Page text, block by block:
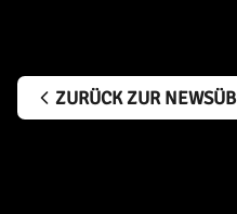
ZURÜCK ZUR